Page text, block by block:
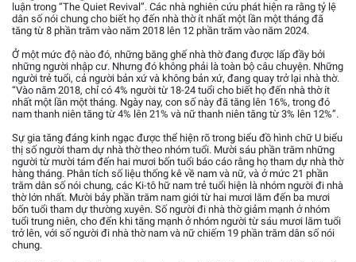
luận trong “The Quiet Revival”. Các nhà nghiên cứu phát hiện ra rằng tỷ lệ
dân số nói chung cho biết họ đến nhà thờ ít nhất một lần một tháng đã
tăng từ 8 phần trăm vào năm 2018 lên 12 phần trăm vào năm 2024.
Ở một mức độ nào đó, những băng ghế nhà thờ đang được lấp đầy bởi
những người nhập cư. Nhưng đó không phải là toàn bộ câu chuyện. Những
người trẻ tuổi, cả người bản xứ và không bản xứ, đang quay trở lại nhà thờ.
“Vào năm 2018, chỉ có 4% người từ 18-24 tuổi cho biết họ đến nhà thờ ít
nhất một lần một tháng. Ngày nay, con số này đã tăng lên 16%, trong đó
nam thanh niên tăng từ 4% lên 21% và nữ thanh niên tăng từ 3% lên 12%”.
Sự gia tăng đáng kinh ngạc được thể hiện rõ trong biểu đồ hình chữ U biểu
thị số người tham dự nhà thờ theo nhóm tuổi. Mười sáu phần trăm những
người từ mười tám đến hai mươi bốn tuổi báo cáo rằng họ tham dự nhà thờ
hàng tháng. Phân tích số liệu thống kê về nam và nữ, và ở mức 21 phần
trăm dân số nói chung, các Ki-tô hữ nam trẻ tuổi hiện là nhóm người đi nhà
thờ lớn nhất. Mười bảy phần trăm nam giới từ hai mươi lăm đến ba mươi
bốn tuổi tham dự thường xuyên. Số người đi nhà thờ giảm mạnh ở nhóm
tuổi trung niên, cho đến khi tăng mạnh ở nhóm người từ sáu mươi lăm tuổi
trở lên, với số người đi nhà thờ nam và nữ chiếm 19 phần trăm dân số nói
chung.